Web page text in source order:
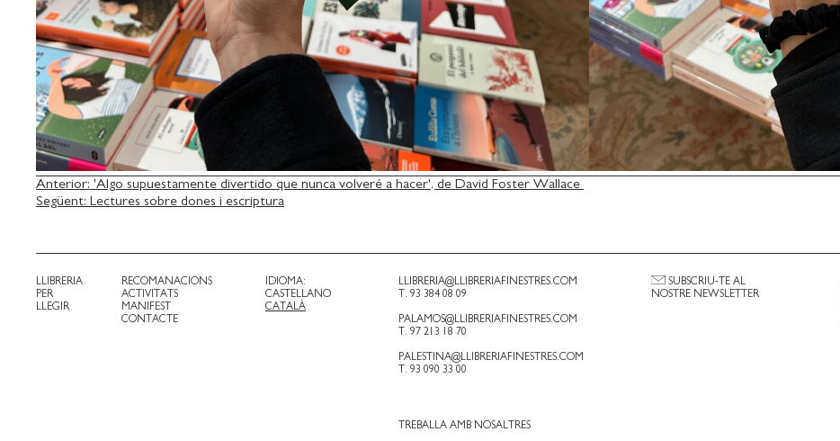
NAVEGACIÓ
D'ENTRADES
Anterior: 'Algo supuestamente divertido que nunca volveré a hacer', de David Foster Wallace
Següent: Lectures sobre dones i escriptura
LLIBRERIA
PER
LLEGIR
RECOMANACIONS
ACTIVITATS
MANIFEST
CONTACTE
IDIOMA:
CASTELLANO
CATALÀ
LLIBRERIA@LLIBRERIAFINESTRES.COM
T. 93 384 08 09
PALAMOS@LLIBRERIAFINESTRES.COM
T. 97 213 18 70
PALESTINA@LLIBRERIAFINESTRES.COM
T. 93 090 33 00
TREBALLA AMB NOSALTRES
SUBSCRIU-TE AL
NOSTRE NEWSLETTER